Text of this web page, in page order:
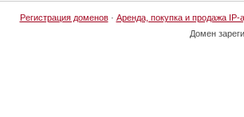
Регистрация доменов· Аренда, покупка и продажа IP-
Домен